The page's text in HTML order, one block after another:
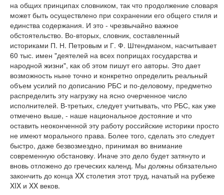
на общих принципах словником, так что продолжение словаря
может быть осуществлено при сохранении его общего стиля и
единства содержания. И это - чрезвычайно важное
обстоятельство. Во-вторых, словник, составленный
историками П. Н. Петровым и Г. Ф. Штендманом, насчитывает
60 тыс. имен "деятелей на всех поприщах государства и
народной жизни", как об этом пишут его авторы. Это дает
возможность ныне точно и конкретно определить реальный
объем усилий по дописанию РБС и по-деловому, предметно
распределить эту нагрузку на ясно очерченное число
исполнителей. В-третьих, следует учитывать, что РБС, как уже
отмечено выше, - наше национальное достояние и что
оставить неоконченной эту работу российские историки просто
не имеют морального права. Более того, сделать это следует
быстро, даже безвозмездно, принимая во внимание
современную обстановку. Иначе это дело будет затянуто и
вновь отложено до греческих календ. Мы должны обязательно
закончить до конца XX столетия этот труд, начатый на рубеже
XIX и XX веков.